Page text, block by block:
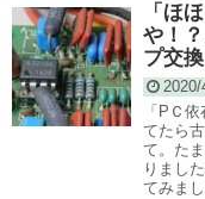
「ほ
や！
プ交換
2020/
「PＣ
てたら
て。た
りまし
てみまし